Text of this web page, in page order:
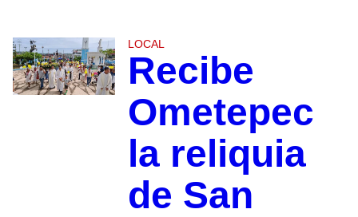
LOCAL
Recibe
Ometepec
la reliquia
de San